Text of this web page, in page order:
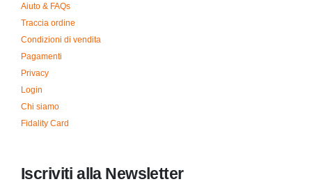
Aiuto & FAQs
Traccia ordine
Condizioni di vendita
Pagamenti
Privacy
Login
Chi siamo
Fidality Card
Iscriviti alla Newsletter